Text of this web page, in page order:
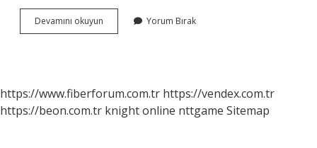
Devamını okuyun Kahvaltıda
600
Yorum Bırak
https://www.fiberforum.com.tr https://vendex.com.tr
https://beon.com.tr knight online nttgame Sitemap